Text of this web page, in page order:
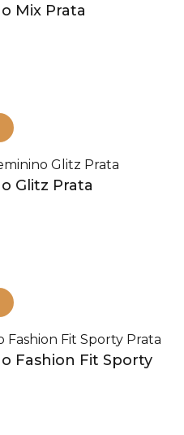
Mix Prata
Glitz Prata
Fashion Fit Sporty